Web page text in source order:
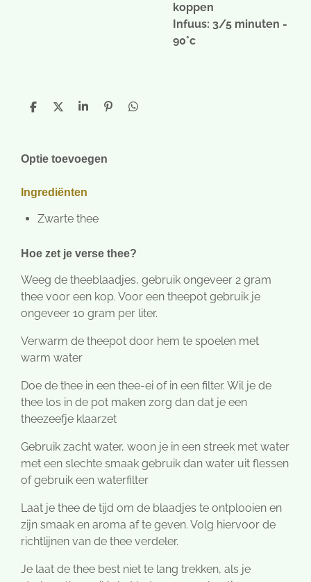
koppen
Infuus: 3/5 minuten -
90°c
D
n
D
S
e
P
D
Optie toevoegen
Ingrediënten
Zwarte thee
Hoe zet je verse thee?
Weeg de theeblaadjes, gebruik ongeveer 2 gram
thee voor een kop. Voor een theepot gebruik je
ongeveer 10 gram per liter.
Verwarm de theepot door hem te spoelen met
warm water
Doe de thee in een thee-ei of in een filter. Wil je de
thee los in de pot maken zorg dan dat je een
theezeefje klaarzet
Gebruik zacht water, woon je in een streek met water
met een slechte smaak gebruik dan water uit flessen
of gebruik een waterfilter
Laat je thee de tijd om de blaadjes te ontplooien en
zijn smaak en aroma af te geven. Volg hiervoor de
richtlijnen van de thee verdeler.
Je laat de thee best niet te lang trekken, als je